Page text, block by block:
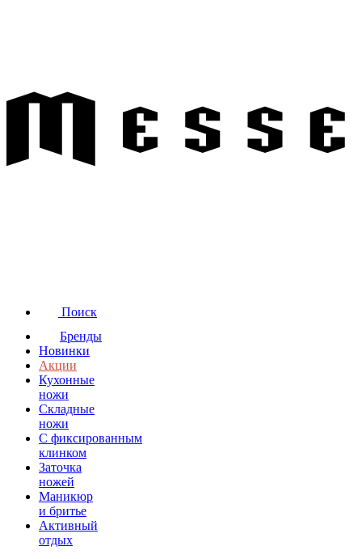
Поиск
Бренды
Новинки
Акции
Кухонные
ножи
Складные
ножи
C фиксированным
клинком
Заточка
ножей
Маникюр
и бритье
Активный
отдых